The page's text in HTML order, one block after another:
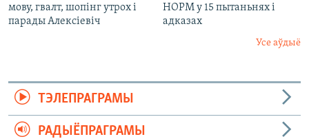
мову, гвалт, шопінг утрох і
парады Алексіевіч
НОРМ у 15 пытаньнях і
адказах
Усе аўдыё
ТЭЛЕПРАГРАМЫ
РАДЫЁПРАГРАМЫ